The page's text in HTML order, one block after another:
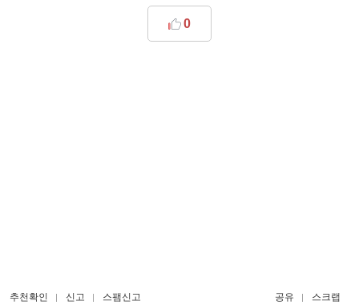
0
추천확인 신고 스팸신고 공유 스크랩